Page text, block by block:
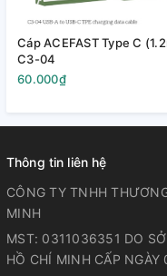
Cáp ACEFAST Type C
C3-04
60.000₫
Thông tin liên hệ
CÔNG TY TNHH
MINH
MST: 0311036351 DO
HỒ CHÍ MINH CẤP